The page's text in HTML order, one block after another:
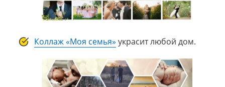
Коллаж «Моя семья» украсит любой дом.